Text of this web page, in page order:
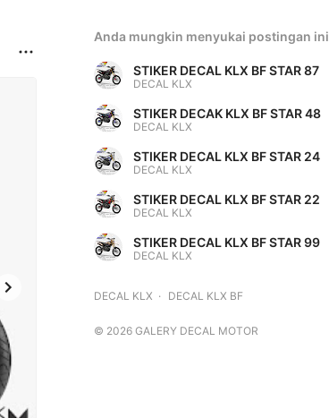
Anda mungkin menyukai postingan ini
STIKER DECAL KLX BF STAR 87
DECAL KLX
STIKER DECAK KLX BF STAR 48
DECAL KLX
STIKER DECAL KLX BF STAR 24
DECAL KLX
STIKER DECAL KLX BF STAR 22
DECAL KLX
STIKER DECAL KLX BF STAR 99
DECAL KLX
DECAL KLX DECAL KLX BF
© 2026GALERY DECAL MOTOR